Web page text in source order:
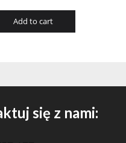
Add to cart
się z nami: